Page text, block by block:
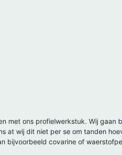
met ons profielwerkstuk. Wij
at wij dit niet per se om tanden
bijvoorbeeld covarine of